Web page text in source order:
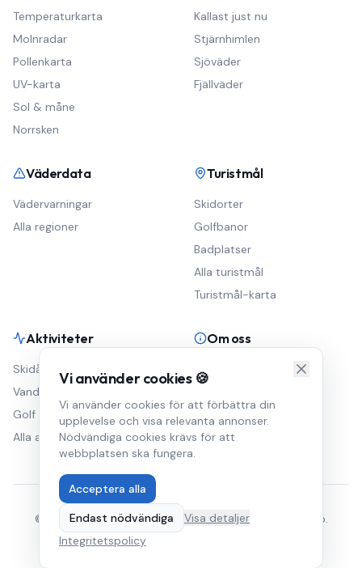
Temperaturkarta
Molnradar
Pollenkarta
UV-karta
Sol & måne
Norrsken
Kallast just nu
Stjärnhimlen
Sjöväder
Fjällväder
Väderdata
Vädervarningar
Alla regioner
Turistmål
Skidorter
Golfbanor
Badplatser
Alla turistmål
Turistmål-karta
Aktiviteter
Skidåkning
Vandring
Golf
Alla aktiviteter
Om oss
Väderblogg
Annonsera
Integritetspolicy
© 2026 Väderkartan. Data från SMHI, yr.no och met.no.
StartsidanVäderblogg
Vi använder cookies 🍪
Vi använder cookies för att förbättra din
upplevelse och visa relevanta annonser.
Nödvändiga cookies krävs för att
webbplatsen ska fungera.
Acceptera alla
Endast nödvändiga
Visa detaljer
Integritetspolicy